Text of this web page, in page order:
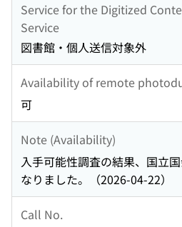
Service for the Digitized
Service
図書館・個人送信対象外
Availability of remote
可
Note (Availability)
入手可能性調査の結果、国立
なりました。（2026-04-22）
Call No.